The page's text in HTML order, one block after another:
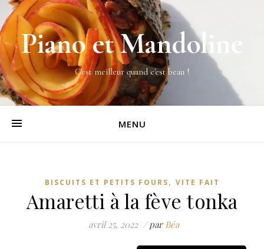
Piano et Mandoline
C'est meilleur quand c'est beau !
MENU
BISCUITS ET PETITS FOURS, VITE FAIT
Amaretti à la fève tonka
avril 25, 2022 /par Béa